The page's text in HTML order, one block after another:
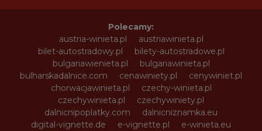
Polecamy:
austria-winieta.pl
austriawinieta.pl
bilet-autostradowy.pl
bilety-autostradowe.pl
bulgariawienieta.pl
bulgariawinieta.pl
bulharskadalnice.com
cenawiniety.pl
cenywiniet.pl
chorwacjawinieta.pl
czechy-winieta.pl
czechywinieta.pl
czechywiniety.pl
dalnicnipoplatky.com
dalnicniznamka.eu
digital-vignette.de
e-vignette.pl
e-winieta.eu